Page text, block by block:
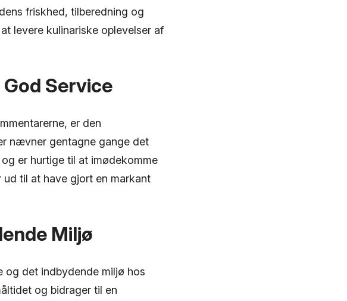
friskhed, tilberedning og
levere kulinariske oplevelser af
Service
er den
nævner gentagne gange det
er hurtige til at imødekomme
til at have gjort en markant
Miljø
det indbydende miljø hos
og bidrager til en